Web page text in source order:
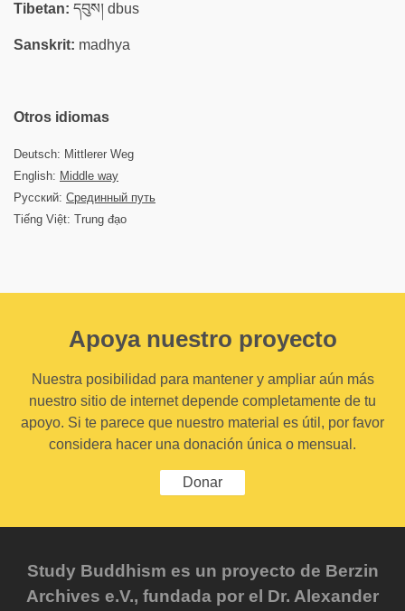
Tibetan: དབུས། dbus
Sanskrit: madhya
Otros idiomas
Deutsch: Mittlerer Weg
English: Middle way
Русский: Срединный путь
Tiếng Việt: Trung đạo
Apoya nuestro proyecto
Nuestra posibilidad para mantener y ampliar aún más
nuestro sitio de internet depende completamente de tu
apoyo. Si te parece que nuestro material es útil, por favor
considera hacer una donación única o mensual.
Donar
Study Buddhism es un proyecto de Berzin
Archives e.V., fundada por el Dr. Alexander